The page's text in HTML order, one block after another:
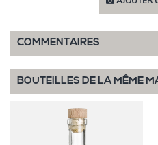
COMMENTAIRES
BOUTEILLES DE LA MÊME